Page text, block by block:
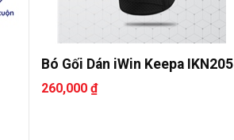
Bó Gối Dán iWin Keepa IKN205
260,000 ₫